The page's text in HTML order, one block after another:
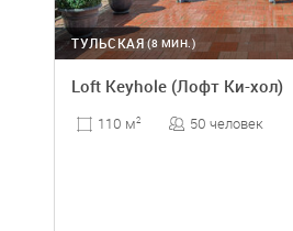
(8 МИН.)
ТУЛЬСКАЯ
Loft Keyhole (Лофт Ки-хол)
110 м2 50 человек